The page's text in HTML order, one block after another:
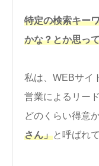
特定の検索キー
かな？とか思っ
私は、WEBサイ
営業によるリー
どのくらい得意
さん」と呼ばれ